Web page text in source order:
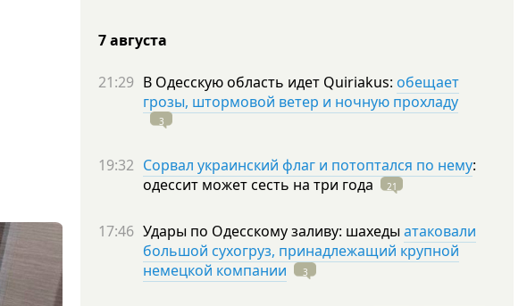
7 августа
21:29 В Одесскую область идет Quiriakus: обещает
грозы, штормовой ветер и ночную прохладу
3
19:32 Сорвал украинский флаг и потоптался по нему:
одессит может сесть на три года 21
17:46 Удары по Одесскому заливу: шахеды атаковали
большой сухогруз, принадлежащий крупной
немецкой компании
3